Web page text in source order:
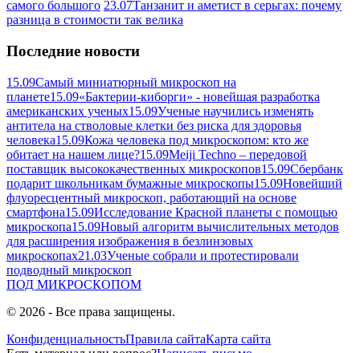
самого большого 23.07Танзанит и аметист в серьгах: почему
разница в стоимости так велика
Последние новости
15.09Самый миниатюрный микроскоп на
планете15.09«Бактерии-киборги» - новейшая разработка
американских ученых15.09Ученые научились изменять
антитела на стволовые клетки без риска для здоровья
человека15.09Кожа человека под микроскопом: кто же
обитает на нашем лице?15.09Meiji Techno – передовой
поставщик высококачественных микроскопов15.09Сбербанк
подарит школьникам бумажные микроскопы15.09Новейший
флуоресцентный микроскоп, работающий на основе
смартфона15.09Исследование Красной планеты с помощью
микроскопа15.09Новый алгоритм вычислительных методов
для расширения изображения в безлинзовых
микроскопах21.03Ученые собрали и протестировали
подводный микроскоп
ПОД МИКРОСКОПОМ
© 2026 - Все права защищены.
КонфиденциальностьПравила сайтаКарта сайта